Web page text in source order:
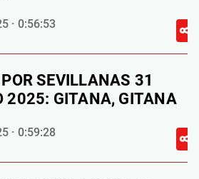
· 0:56:53
SEVILLANAS 31
2025: GITANA, GITANA
· 0:59:28